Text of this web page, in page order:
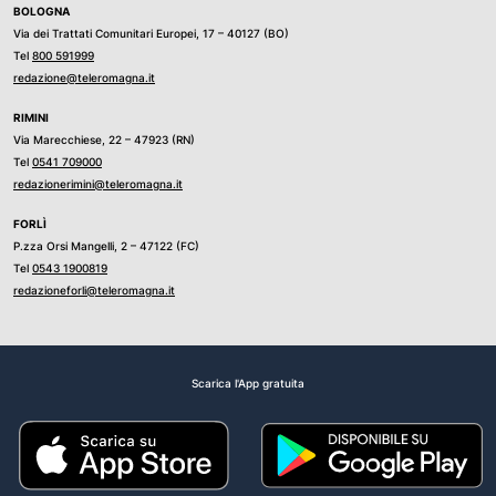
BOLOGNA
Via dei Trattati Comunitari Europei, 17 – 40127 (BO)
Tel 800 591999
redazione@teleromagna.it
RIMINI
Via Marecchiese, 22 – 47923 (RN)
Tel 0541 709000
redazionerimini@teleromagna.it
FORLÌ
P.zza Orsi Mangelli, 2 – 47122 (FC)
Tel 0543 1900819
redazioneforli@teleromagna.it
Scarica l'App gratuita